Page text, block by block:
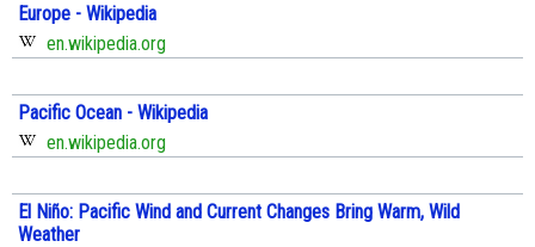
Europe - Wikipedia
en.wikipedia.org
Pacific Ocean - Wikipedia
en.wikipedia.org
El Niño: Pacific Wind and Current Changes Bring Warm, Wild
Weather